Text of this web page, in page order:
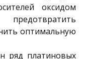
оксидом
оптимальную
ряд платиновых